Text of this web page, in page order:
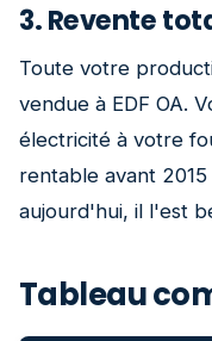
3. Revente
Toute votre
vendue à EDF OA.
électricité à votre
rentable avant
aujourd'hui, il l'est
Tableau